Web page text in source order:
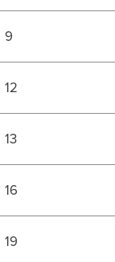
9
12
13
16
19